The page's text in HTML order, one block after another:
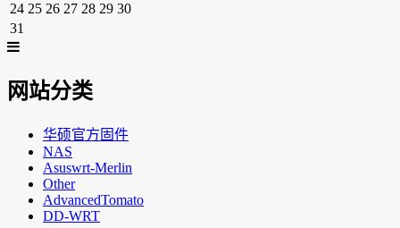
24 25 26 27 28 29 30
31
网站分类
华硕官方固件
NAS
Asuswrt-Merlin
Other
AdvancedTomato
DD-WRT